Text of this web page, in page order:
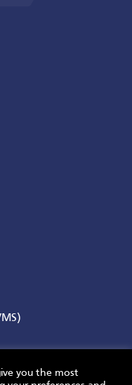
you the most